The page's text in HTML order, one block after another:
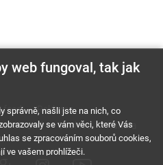
feed
Reklama
soukromí
Cookies Kariéra
web fungoval, tak jak
správně, našli jste na nich, co
se vám věci, které Vás
se zpracováním souborů cookies,
ve vašem prohlížeči.